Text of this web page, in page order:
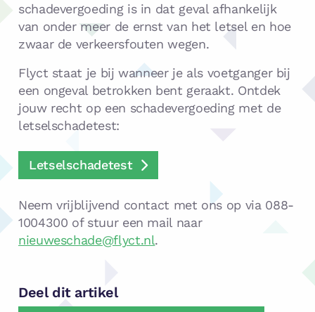
schadevergoeding is in dat geval afhankelijk
van onder meer de ernst van het letsel en hoe
zwaar de verkeersfouten wegen.
Flyct staat je bij wanneer je als voetganger bij
een ongeval betrokken bent geraakt. Ontdek
jouw recht op een schadevergoeding met de
letselschadetest:
Letselschadetest
Neem vrijblijvend contact met ons op via 088-
1004300 of stuur een mail naar
nieuweschade@flyct.nl.
Deel dit artikel